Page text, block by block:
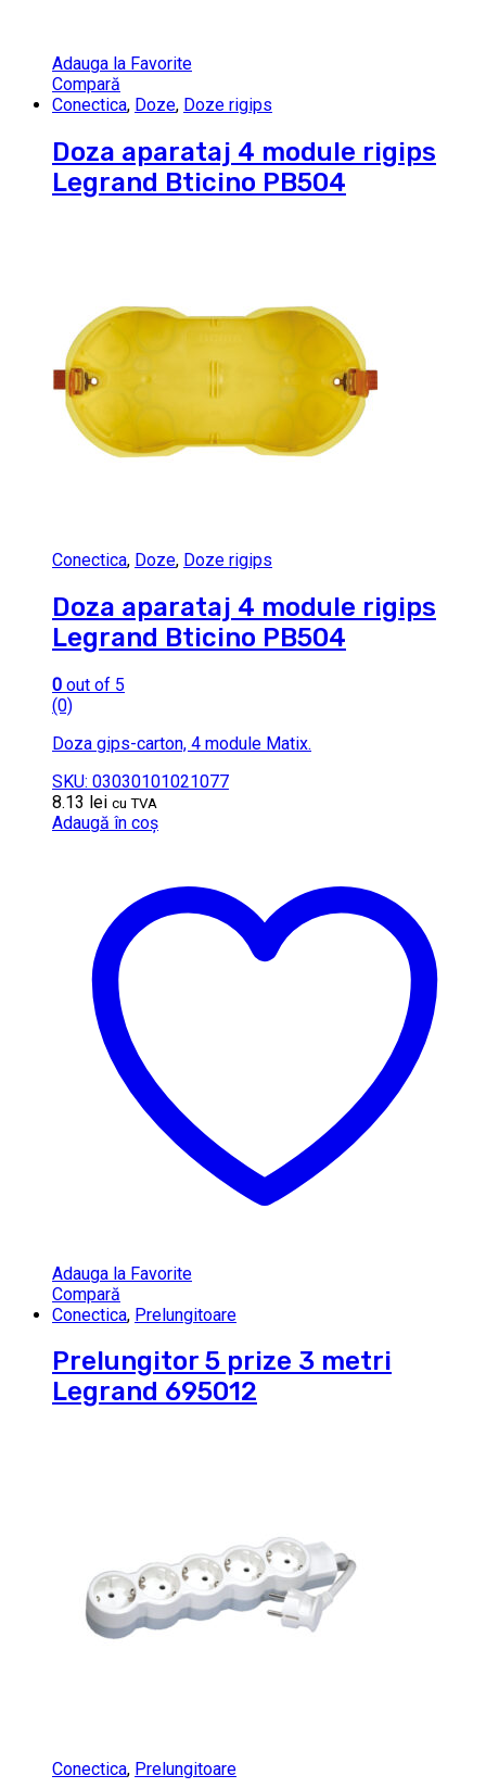
Adauga la Favorite
Compară
Conectica, Doze, Doze rigips
Doza aparataj 4 module rigips
Legrand Bticino PB504
Conectica, Doze, Doze rigips
Doza aparataj 4 module rigips
Legrand Bticino PB504
0 out of 5
(0)
Doza gips-carton, 4 module Matix.
SKU: 03030101021077
8.13 lei cu TVA
Adaugă în coș
Adauga la Favorite
Compară
Conectica, Prelungitoare
Prelungitor 5 prize 3 metri
Legrand 695012
Conectica, Prelungitoare